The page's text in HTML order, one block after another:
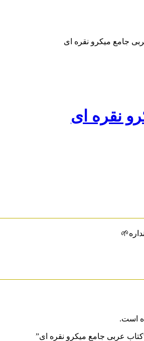
جامع میکرو نقره ای
نقره ای
است.
عربی جامع میکرو نقره ای”